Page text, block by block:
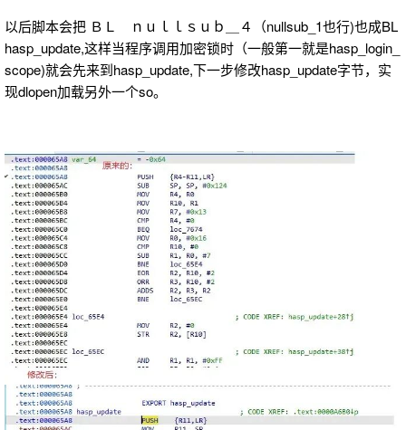
以后脚本会把 ＢＬ ｎｕｌｌｓｕｂ＿４（nullsub_1也行)也成BL
hasp_update,这样当程序调用加密锁时（一般第一就是hasp_login_
scope)就会先来到hasp_update,下一步修改hasp_update字节，实
现dlopen加载另外一个so。